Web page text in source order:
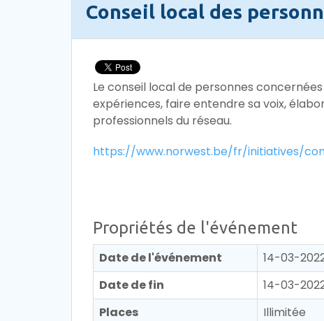
Conseil local des
Le conseil local de personnes
expériences, faire entendre sa voix,
professionnels du réseau.
https://www.norwest.be/fr/initiatives/
Propriétés de l'événement
Date de l'événement
14-03-
Date de fin
14-03-
Places
Illimitée